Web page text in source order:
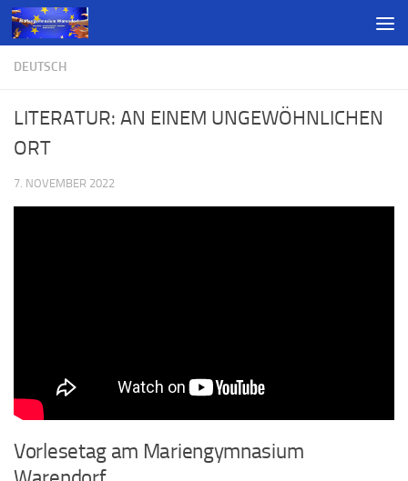
DEUTSCH
LITERATUR: AN EINEM UNGEWÖHNLICHEN
ORT
7. NOVEMBER 2022
Vorlesetag am Mariengymnasium